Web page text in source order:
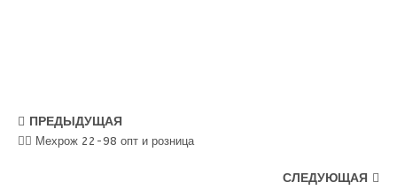
ПРЕДЫДУЩАЯ
💁‍♂ Мехрож 22-98 опт и розница
СЛЕДУЮЩАЯ